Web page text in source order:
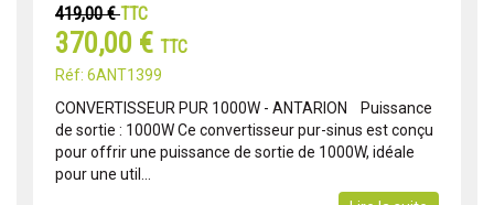
419,00 €TTC
370,00 € TTC
Réf: 6ANT1399
CONVERTISSEUR PUR 1000W - ANTARION Puissance
de sortie : 1000W Ce convertisseur pur-sinus est conçu
pour offrir une puissance de sortie de 1000W, idéale
pour une util...